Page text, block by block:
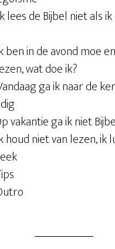
lees de Bijbel niet als
ben in de avond moe
wat doe ik?
ga ik naar de
vakantie ga ik niet
houd niet van lezen, ik